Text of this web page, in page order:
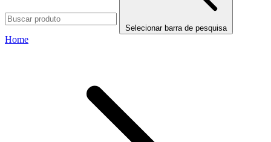
Selecionar barra de pesquisa
Home